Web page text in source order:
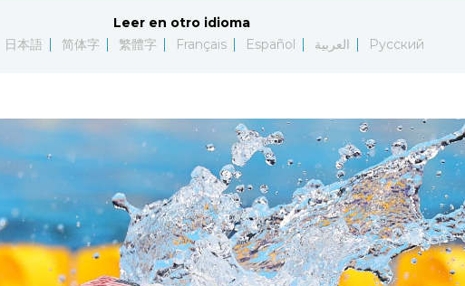
Leer en otro idioma
日本語 简体字 繁體字 Français Español العربية Русский